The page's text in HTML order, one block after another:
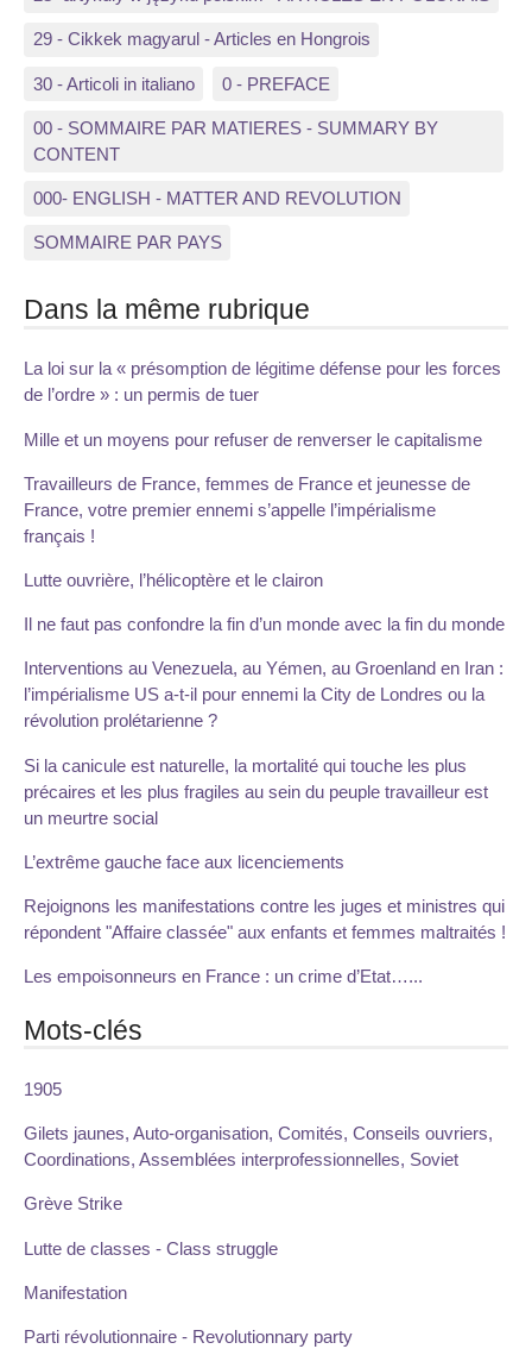
29 - Cikkek magyarul - Articles en Hongrois
30 - Articoli in italiano 0 - PREFACE
00 - SOMMAIRE PAR MATIERES - SUMMARY BY
CONTENT
000- ENGLISH - MATTER AND REVOLUTION
SOMMAIRE PAR PAYS
Dans la même rubrique
La loi sur la « présomption de légitime défense pour les forces
de l’ordre » : un permis de tuer
Mille et un moyens pour refuser de renverser le capitalisme
Travailleurs de France, femmes de France et jeunesse de
France, votre premier ennemi s’appelle l’impérialisme
français !
Lutte ouvrière, l’hélicoptère et le clairon
Il ne faut pas confondre la fin d’un monde avec la fin du monde
Interventions au Venezuela, au Yémen, au Groenland en Iran :
l’impérialisme US a-t-il pour ennemi la City de Londres ou la
révolution prolétarienne ?
Si la canicule est naturelle, la mortalité qui touche les plus
précaires et les plus fragiles au sein du peuple travailleur est
un meurtre social
L’extrême gauche face aux licenciements
Rejoignons les manifestations contre les juges et ministres qui
répondent "Affaire classée" aux enfants et femmes maltraités !
Les empoisonneurs en France : un crime d’Etat…...
Mots-clés
1905
Gilets jaunes, Auto-organisation, Comités, Conseils ouvriers,
Coordinations, Assemblées interprofessionnelles, Soviet
Grève Strike
Lutte de classes - Class struggle
Manifestation
Parti révolutionnaire - Revolutionnary party